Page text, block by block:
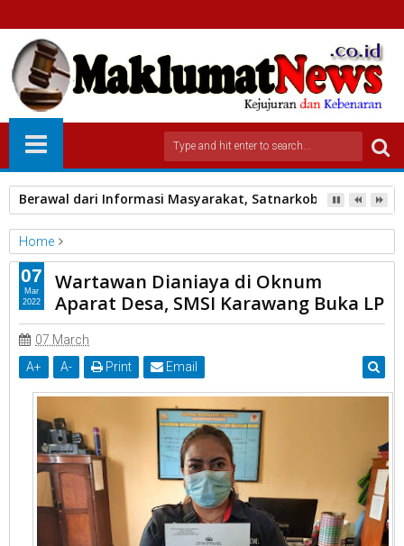
Berawal dari Informasi Masyarakat, Satnarkoba Polres
Home
Unlabelled
Wartawan Dianiaya di Oknum Aparat Desa, SMSI Karawang
Buka LP
Wartawan Dianiaya di Oknum
Aparat Desa, SMSI Karawang Buka LP
07 March
A+ A- Print Email
07
Mar
2022